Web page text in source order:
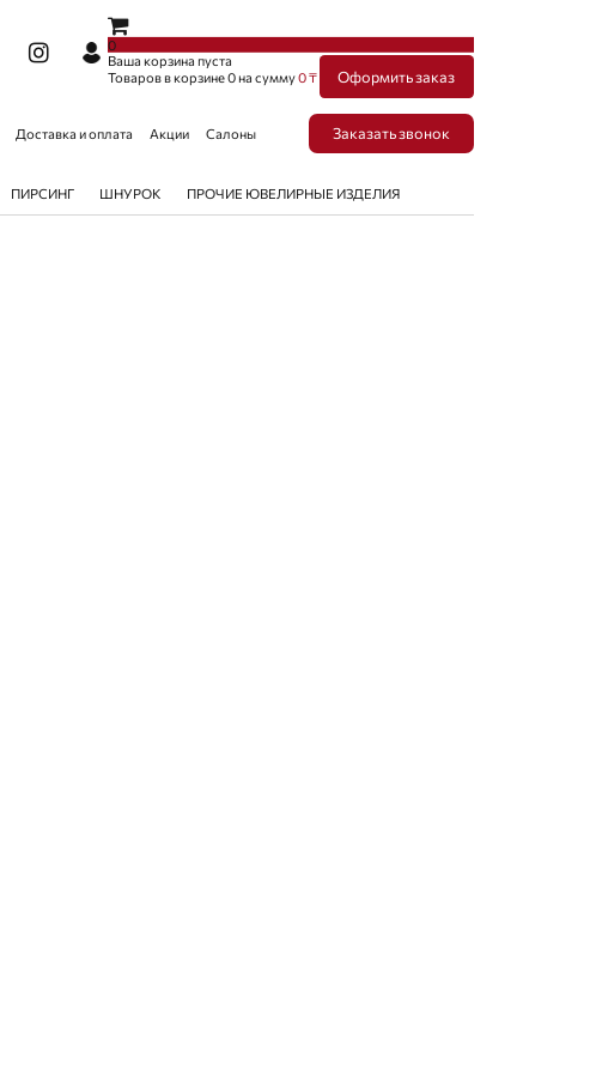
0
Ваша корзина пуста
Товаров в корзине0на сумму0 ₸ Оформить заказ
Доставка и оплата Акции Салоны Заказать звонок
ПИРСИНГ ШНУРОК ПРОЧИЕ ЮВЕЛИРНЫЕ ИЗДЕЛИЯ